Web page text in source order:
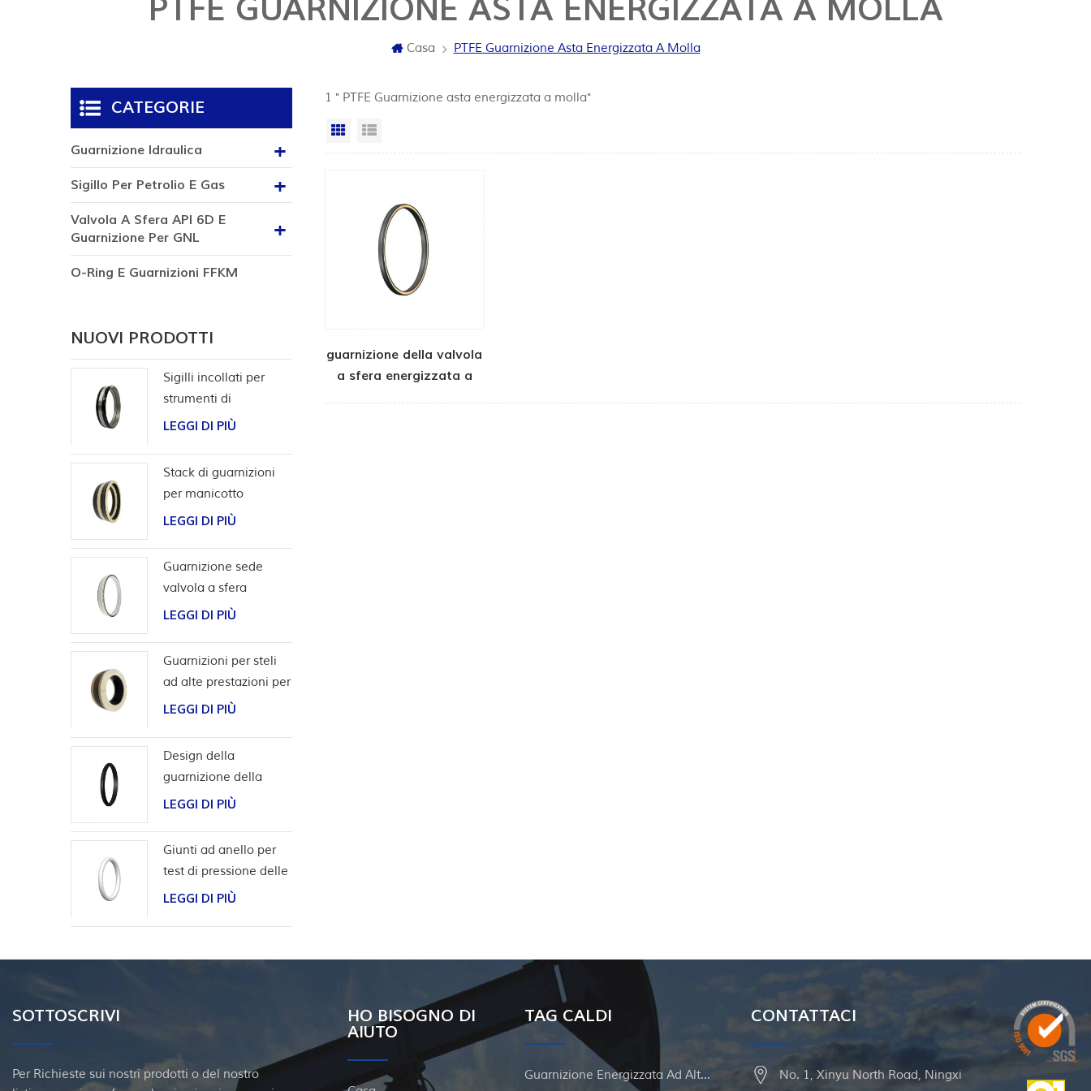
PTFE GUARNIZIONE ASTA ENERGIZZATA A MOLLA
Casa PTFE Guarnizione Asta Energizzata A Molla
1 " PTFE Guarnizione asta energizzata a molla"
Vista a griglia
guarnizione della valvola
a sfera energizzata a
CATEGORIE
Guarnizione Idraulica
Sigillo Per Petrolio E Gas
Valvola A Sfera API 6D E
Guarnizione Per GNL
O-Ring E Guarnizioni FFKM
NUOVI PRODOTTI
Sigilli incollati per
strumenti di
completamento
LEGGI DI PIÙ
Stack di guarnizioni
per manicotto
scorrevole per utensili
LEGGI DI PIÙ
Guarnizione sede
valvola a sfera
bidirezionale ad alta
LEGGI DI PIÙ
Guarnizioni per steli
ad alte prestazioni per
applicazioni con
LEGGI DI PIÙ
Design della
guarnizione della
scanalatura a coda di
LEGGI DI PIÙ
Giunti ad anello per
test di pressione delle
valvole
LEGGI DI PIÙ
SOTTOSCRIVI
Per Richieste sui nostri prodotti o del nostro
HO BISOGNO DI
AIUTO
TAG CALDI
Guarnizione Energizzata Ad Alta Pressione
CONTATTACI
No. 1, Xinyu North Road, Ningxi